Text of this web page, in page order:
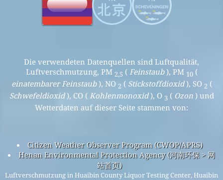
Die verwendeten Datenquellen sind Luftqualität,
Luftverschmutzung, PM 2,5 ( Feinstaub), PM 10(
einatembarer Feinstaub), NO 2 ( Stickstoffdioxid), SO 2 (
Schwefeldioxid), CO ( Kohlenmonoxid), O 3 ( Ozon) und
Wetterdaten auf dieser Seite stammen von:
Citizen Weather Observer Program (CWOP/APRS)
Henan Environmental Protection Agency (河南环保 > 网
站首页)
Luftverschmutzung in Huaibin County Liquor Testing Center, Huaibin